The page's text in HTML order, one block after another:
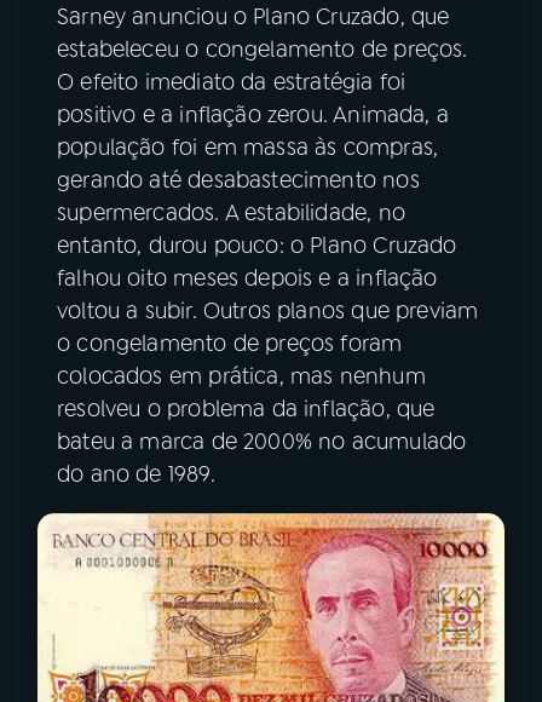
Sarney anunciou o Plano Cruzado, que
estabeleceu o congelamento de preços.
O efeito imediato da estratégia foi
positivo e a inflação zerou. Animada, a
população foi em massa às compras,
gerando até desabastecimento nos
supermercados. A estabilidade, no
entanto, durou pouco: o Plano Cruzado
falhou oito meses depois e a inflação
voltou a subir. Outros planos que previam
o congelamento de preços foram
colocados em prática, mas nenhum
resolveu o problema da inflação, que
bateu a marca de 2000% no acumulado
do ano de 1989.